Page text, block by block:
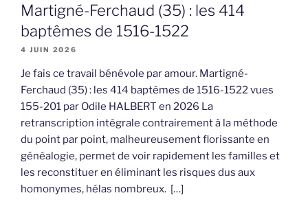
Martigné-Ferchaud (35) : les 414
baptêmes de 1516-1522
4 JUIN 2026
Je fais ce travail bénévole par amour. Martigné-
Ferchaud (35) : les 414 baptêmes de 1516-1522 vues
155-201 par Odile HALBERT en 2026 La
retranscription intégrale contrairement à la méthode
du point par point, malheureusement florissante en
généalogie, permet de voir rapidement les familles et
les reconstituer en éliminant les risques dus aux
homonymes, hélas nombreux. […]